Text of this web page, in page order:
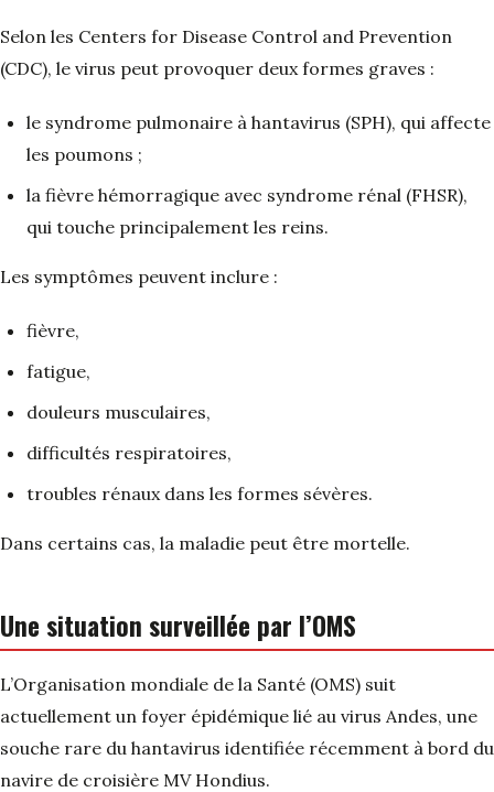
Selon les Centers for Disease Control and Prevention
(CDC), le virus peut provoquer deux formes graves :
le syndrome pulmonaire à hantavirus (SPH), qui affecte
les poumons ;
la fièvre hémorragique avec syndrome rénal (FHSR),
qui touche principalement les reins.
Les symptômes peuvent inclure :
fièvre,
fatigue,
douleurs musculaires,
difficultés respiratoires,
troubles rénaux dans les formes sévères.
Dans certains cas, la maladie peut être mortelle.
Une situation surveillée par l’OMS
L’Organisation mondiale de la Santé (OMS) suit
actuellement un foyer épidémique lié au virus Andes, une
souche rare du hantavirus identifiée récemment à bord du
navire de croisière MV Hondius.